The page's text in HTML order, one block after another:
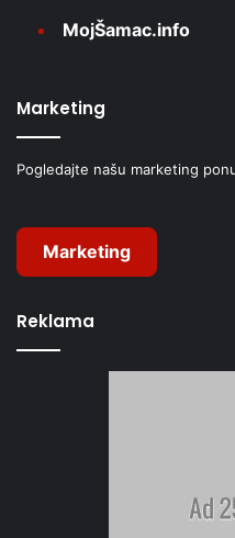
MojŠamac.info
Marketing
Pogledajte našu marketing
Marketing
Reklama